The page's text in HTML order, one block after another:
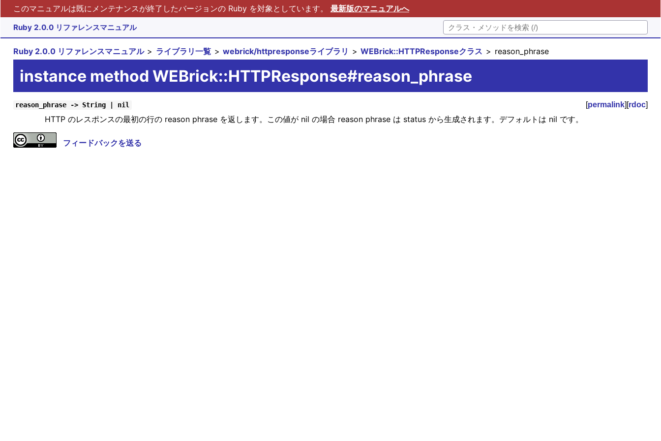
このマニュアルは既にメンテナンスが終了したバージョンの Ruby を対象としています。 最新版のマニュアルへ
Ruby 2.0.0 リファレンスマニュアル
Ruby 2.0.0 リファレンスマニュアル ライブラリ一覧 webrick/httpresponseライブラリ WEBrick::HTTPResponseクラス reason_phrase
instance method WEBrick::HTTPResponse#reason_phrase
reason_phrase -> String | nil [permalink][rdoc]
HTTP のレスポンスの最初の行の reason phrase を返します。この値が nil の場合 reason phrase は status から生成されます。デフォルトは nil です。
フィードバックを送る